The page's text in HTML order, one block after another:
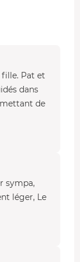
par le
dans une
vitesse à
Pat et
dans
de
sympa,
léger, Le